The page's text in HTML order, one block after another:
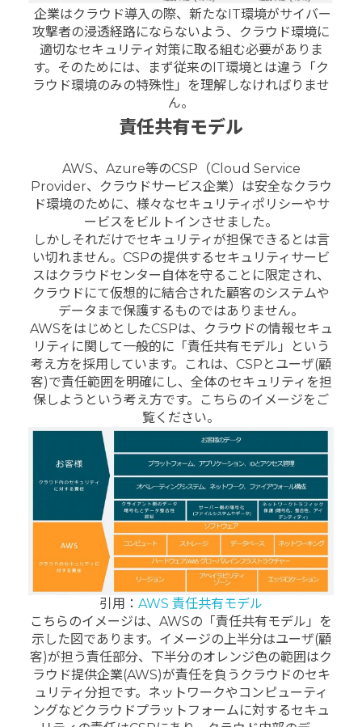
企業はクラウド導入の際、新たなIT環境がサイバー
攻撃者の浸透経路にならないよう、クラウド環境に
適切なセキュリティ対策に取る組む必要がありま
す。そのためには、まず従来のIT環境とは違う「ク
ラウド環境のみの特殊性」を理解しなければりませ
ん。
責任共有モデル
AWS、Azure等のCSP（Cloud Service
Provider、クラウドサービス企業）は安全なクラウ
ド環境のために、様々なセキュリティポリシーやサ
ービスをビルトインさせました。
しかしそれだけでセキュリティが担保できるとは言
い切れません。CSPの提供するセキュリティサービ
スはクラウドセンター自体を守ることに限定され、
クラウドにて仮想的に結合された顧客のシステムや
データまで保護するものではありません。
AWSをはじめとしたCSPは、クラウドの情報セキュ
リティに関して一般的に「責任共有モデル」という
考え方を採用しています。これは、CSPとユーザ(顧
客)で責任範囲を明確にし、全体のセキュリティを担
保しようという考え方です。こちらのイメージをご
覧ください。
引用： AWS 責任共有モデル
こちらのイメージは、AWSの「責任共有モデル」を
示した図であります。イメージの上半分はユーザ(顧
客)が担う責任部分、下半分のオレンジ色の範囲はク
ラウド提供企業(AWS)が責任を負うクラウドのセキ
ュリティ分担です。ネットワークやコンピューティ
ングなどクラウドプラットフォームに対するセキュ